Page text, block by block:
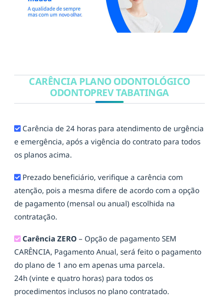
CARÊNCIA PLANO ODONTOLÓGICO
ODONTOPREV TABATINGA
Carência de 24 horas para atendimento de urgência
e emergência, após a vigência do contrato para todos
os planos acima.
Prezado beneficiário, verifique a carência com
atenção, pois a mesma difere de acordo com a opção
de pagamento (mensal ou anual) escolhida na
contratação.
Carência ZERO – Opção de pagamento SEM
CARÊNCIA, Pagamento Anual, será feito o pagamento
do plano de 1 ano em apenas uma parcela.
24h (vinte e quatro horas) para todos os
procedimentos inclusos no plano contratado.